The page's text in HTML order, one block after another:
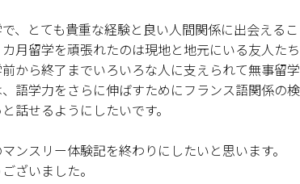
、とても貴重な経験と良い人間関係に出会えるこ
月留学を頑張れたのは現地と地元にいる友人た
から終了までいろいろな人に支えられて無事留
語学力をさらに伸ばすためにフランス語関係の
話せるようにしたいです。
ンスリー体験記を終わりにしたいと思います。
ざいました。